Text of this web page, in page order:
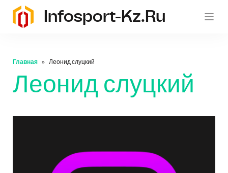
Infosport-Kz.ru
Главная Леонид слуцкий
Леонид слуцкий